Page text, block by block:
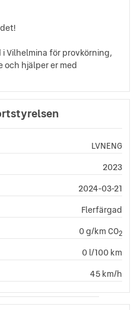
Vilhelmina för provkörning,
och hjälper er med
LVNENG
2023
2024-03-21
Flerfärgad
0 g/km CO2
0 l/100 km
45 km/h